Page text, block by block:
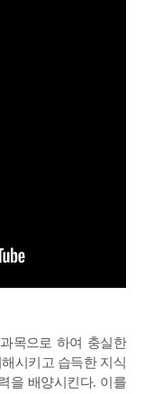
목으로 하여 충실한
시키고 습득한 지식
을 배양시킨다. 이를